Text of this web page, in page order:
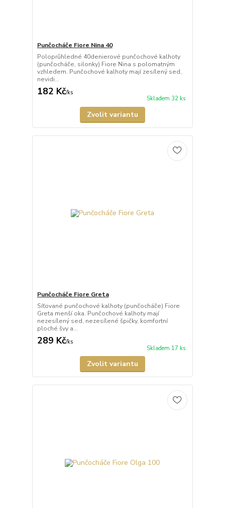
Punčocháče Fiore Nina 40
Poloprůhledné 40denierové punčochové kalhoty
(punčocháče, silonky) Fiore Nina s polomatným
vzhledem. Punčochové kalhoty mají zesílený sed,
nevidi...
182 Kč/ks
Skladem 32 ks
Zvolit variantu
Punčocháče Fiore Greta
Síťované punčochové kalhoty (punčocháče) Fiore
Greta menší oka. Punčochové kalhoty mají
nezesílený sed, nezesílené špičky, komfortní
ploché švy a...
289 Kč/ks
Skladem 17 ks
Zvolit variantu